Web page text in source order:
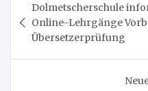
Dolmetscherschule
Online-Lehrgänge
Übersetzerprüfung